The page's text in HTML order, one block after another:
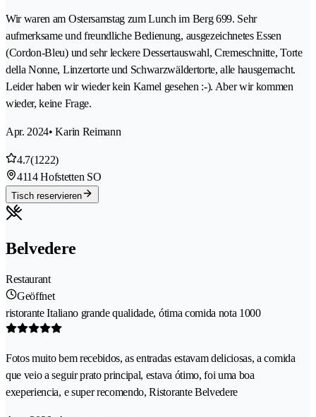
Wir waren am Ostersamstag zum Lunch im Berg 699. Sehr
aufmerksame und freundliche Bedienung, ausgezeichnetes Essen
(Cordon-Bleu) und sehr leckere Dessertauswahl, Cremeschnitte, Torte
della Nonne, Linzertorte und Schwarzwäldertorte, alle hausgemacht.
Leider haben wir wieder kein Kamel gesehen :-). Aber wir kommen
wieder, keine Frage.
Apr. 2024• Karin Reimann
4.7(1222)
4114 Hofstetten SO
Tisch reservieren
Belvedere
Restaurant
Geöffnet
ristorante Italiano grande qualidade, ótima comida nota 1000
Fotos muito bem recebidos, as entradas estavam deliciosas, a comida
que veio a seguir prato principal, estava ótimo, foi uma boa
exeperiencia, e super recomendo, Ristorante Belvedere